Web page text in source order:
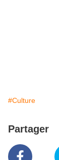
#Culture
Partager